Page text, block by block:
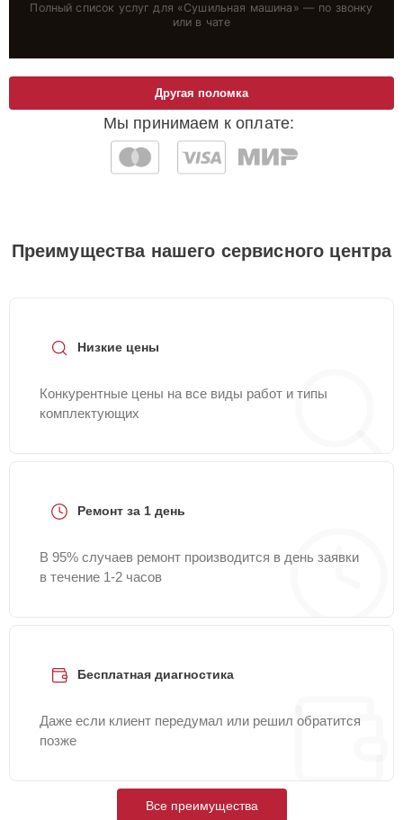
Полный список услуг для «Сушильная машина » — по звонку
или в чате
Мы принимаем к оплате:
Другая поломка
Преимущества нашего сервисного центра
Низкие цены
Конкурентные цены на все виды работ и типы
комплектующих
Ремонт за 1 день
В 95% случаев ремонт производится в день заявки
в течение 1-2 часов
Бесплатная диагностика
Даже если клиент передумал или решил обратится
позже
Все преимущества